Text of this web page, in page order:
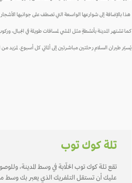
هذا بالإضافة إلى شوارعها الواسعة التي تصطف على جوانبها
كما تشتهر المدينة بأنشطةٍ مثل المشي لمسافات طويلة في الجبال،
يُسيّر طيران السلام رحلتين مباشرتين إلى ألماتي كل أسبوع. لمزيد من
تلة كوك توب
تقع تلة كوك توب الخلّابة في وسط المدينة،
عليك أن تستقل التلفريك الذي يعبر بك وسط